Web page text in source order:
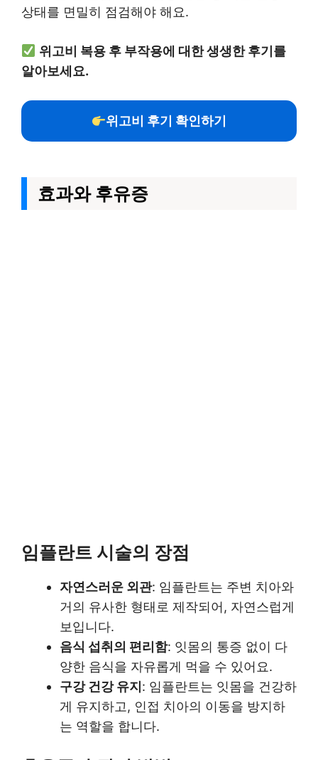
상태를 면밀히 점검해야 해요.
위고비 복용 후 부작용에 대한 생생한 후기를
알아보세요.
위고비 후기 확인하기
효과와 후유증
임플란트 시술의 장점
자연스러운 외관: 임플란트는 주변 치아와
거의 유사한 형태로 제작되어, 자연스럽게
보입니다.
음식 섭취의 편리함: 잇몸의 통증 없이 다
양한 음식을 자유롭게 먹을 수 있어요.
구강 건강 유지 : 임플란트는 잇몸을 건강하
게 유지하고, 인접 치아의 이동을 방지하
는 역할을 합니다.